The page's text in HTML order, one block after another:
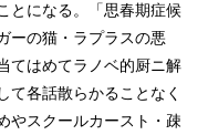
とになる。「思春期症候
ーの猫・ラプラスの悪
てはめてラノベ的厨ニ解
て各話散らかることなく
やスクールカースト・疎